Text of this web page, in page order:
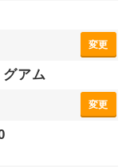
変更
アム
変更